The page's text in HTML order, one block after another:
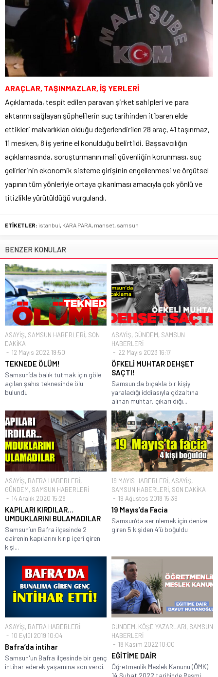
ARAÇLAR, TAŞINMAZLAR, İŞ YERLERİ
Açıklamada, tespit edilen paravan şirket sahipleri ve para
aktarımı sağlayan şüphelilerin suç tarihinden itibaren elde
ettikleri malvarlıkları olduğu değerlendirilen 28 araç, 41 taşınmaz,
11 mesken, 8 iş yerine el konulduğu belirtildi. Başsavcılığın
açıklamasında, soruşturmanın mali güvenliğin korunması, suç
gelirlerinin ekonomik sisteme girişinin engellenmesi ve örgütsel
yapının tüm yönleriyle ortaya çıkarılması amacıyla çok yönlü ve
titizlikle yürütüldüğü vurgulandı.
ETİKETLER: istanbul, KARA PARA, manset, samsun
BENZER KONULAR
ASAYİŞ, SAMSUN HABERLERİ, SON
DAKİKA
12 Mayıs 2022 19:50
TEKNEDE ÖLÜM!
Samsun’da balık tutmak için göle
açılan şahıs teknesinde ölü
bulundu
ASAYİŞ, GÜNDEM, SAMSUN
HABERLERİ
22 Mayıs 2023 16:17
ÖFKELİ MUHTAR DEHŞET
SAÇTI!
Samsun'da bıçakla bir kişiyi
yaraladığı iddiasıyla gözaltına
alınan muhtar, çıkarıldığı...
ASAYİŞ, BAFRA HABERLERİ,
GÜNDEM, SAMSUN HABERLERİ
14 Aralık 2020 15:28
KAPILARI KIRDILAR…
UMDUKLARINI BULAMADILAR
Samsun’un Bafra ilçesinde 2
dairenin kapılarını kırıp içeri giren
kişi...
19 MAYIS HABERLERİ, ASAYİŞ,
SAMSUN HABERLERİ, SON DAKİKA
19 Ağustos 2018 15:39
19 Mayıs’da Facia
Samsun’da serinlemek için denize
giren 5 kişiden 4’ü boğuldu
ASAYİŞ, BAFRA HABERLERİ
10 Eylül 2019 10:04
Bafra’da intihar
Samsun'un Bafra ilçesinde bir genç
intihar ederek yaşamına son verdi.
GÜNDEM, KÖŞE YAZARLARI, SAMSUN
HABERLERİ
18 Kasım 2022 10:00
EĞİTİME DAİR
Öğretmenlik Meslek Kanunu (ÖMK)